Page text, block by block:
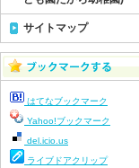
サイトマップ
はてなブックマーク
Yahoo!ブックマーク
del.icio.us
ライブドアクリップ